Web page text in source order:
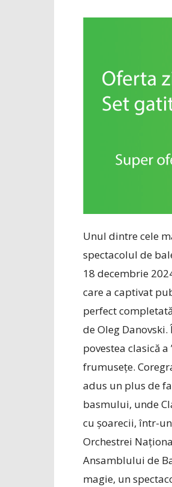
Unul dintre cele
spectacolul de
18 decembrie
care a captivat
perfect
de Oleg
povestea clasică
frumusețe.
adus un plus de
basmului, unde
cu șoarecii, într-
Orchestrei
Ansamblului de
magie, un